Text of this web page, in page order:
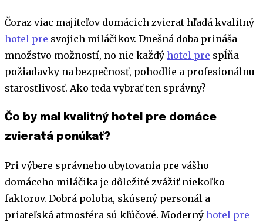
Čoraz viac majiteľov domácich zvierat hľadá kvalitný
hotel pre svojich miláčikov. Dnešná doba prináša
množstvo možností, no nie každý hotel pre spĺňa
požiadavky na bezpečnosť, pohodlie a profesionálnu
starostlivosť. Ako teda vybrať ten správny?
Čo by mal kvalitný hotel pre domáce
zvieratá ponúkať?
Pri výbere správneho ubytovania pre vášho
domáceho miláčika je dôležité zvážiť niekoľko
faktorov. Dobrá poloha, skúsený personál a
priateľská atmosféra sú kľúčové. Moderný hotel pre